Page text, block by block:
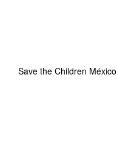
Save the Children México